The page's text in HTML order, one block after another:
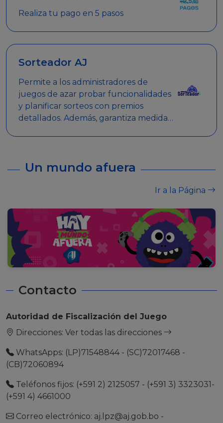
Realiza tu pago en 5 pasos
Sorteador AJ
Permite a los administradores de
juegos de azar probar funcionalidades
y planificar sorteos con premios
detallados. Además, garantiza medidas
Un mundo afuera
Ir a la Página
Contacto
Autoridad de Fiscalización del Juego
Direcciones: Ver todas las direcciones
WhatsApps: (LP)71548844 - (SC)72017468 -
(CB)72060894
Teléfonos fijos: (+591 2) 2125057 - (+591 3) 3323031-
(+591 4) 4661000
Correo electrónico: aj.lpz@aj.gob.bo -